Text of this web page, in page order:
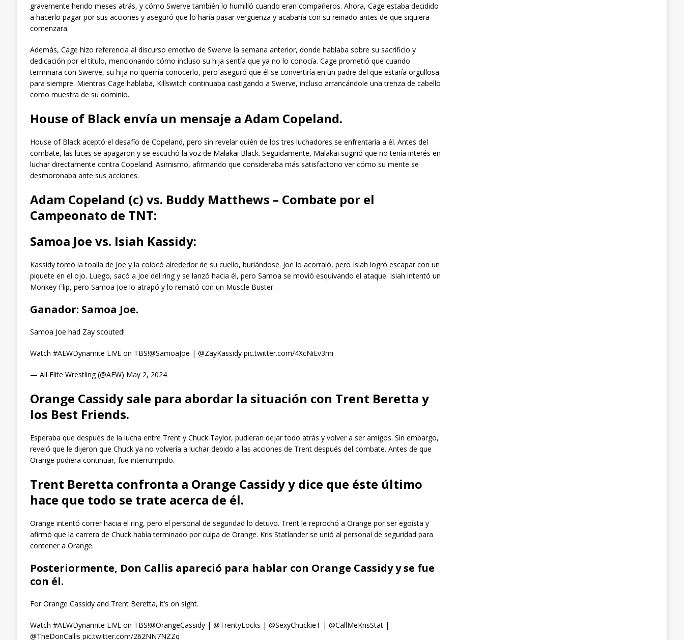
gravemente herido meses atrás, y cómo Swerve también lo humilló cuando eran compañeros. Ahora, Cage estaba decidido
a hacerlo pagar por sus acciones y aseguró que lo haría pasar vergüenza y acabaría con su reinado antes de que siquiera
comenzara.
Además, Cage hizo referencia al discurso emotivo de Swerve la semana anterior, donde hablaba sobre su sacrificio y
dedicación por el título, mencionando cómo incluso su hija sentía que ya no lo conocía. Cage prometió que cuando
terminara con Swerve, su hija no querría conocerlo, pero aseguró que él se convertiría en un padre del que estaría orgullosa
para siempre. Mientras Cage hablaba, Killswitch continuaba castigando a Swerve, incluso arrancándole una trenza de cabello
como muestra de su dominio.
House of Black envía un mensaje a Adam Copeland.
House of Black aceptó el desafío de Copeland, pero sin revelar quién de los tres luchadores se enfrentaría a él. Antes del
combate, las luces se apagaron y se escuchó la voz de Malakai Black. Seguidamente, Malakai sugirió que no tenía interés en
luchar directamente contra Copeland. Asimismo, afirmando que consideraba más satisfactorio ver cómo su mente se
desmoronaba ante sus acciones.
Adam Copeland (c) vs. Buddy Matthews – Combate por el
Campeonato de TNT:
Samoa Joe vs. Isiah Kassidy:
Kassidy tomó la toalla de Joe y la colocó alrededor de su cuello, burlándose. Joe lo acorraló, pero Isiah logró escapar con un
piquete en el ojo. Luego, sacó a Joe del ring y se lanzó hacia él, pero Samoa se movió esquivando el ataque. Isiah intentó un
Monkey Flip, pero Samoa Joe lo atrapó y lo remató con un Muscle Buster.
Ganador: Samoa Joe.
Samoa Joe had Zay scouted!
Watch #AEWDynamite LIVE on TBS!@SamoaJoe | @ZayKassidy pic.twitter.com/4XcNiEv3mi
— All Elite Wrestling (@AEW) May 2, 2024
Orange Cassidy sale para abordar la situación con Trent Beretta y
los Best Friends.
Esperaba que después de la lucha entre Trent y Chuck Taylor, pudieran dejar todo atrás y volver a ser amigos. Sin embargo,
reveló que le dijeron que Chuck ya no volvería a luchar debido a las acciones de Trent después del combate. Antes de que
Orange pudiera continuar, fue interrumpido.
Trent Beretta confronta a Orange Cassidy y dice que éste último
hace que todo se trate acerca de él.
Orange intentó correr hacia el ring, pero el personal de seguridad lo detuvo. Trent le reprochó a Orange por ser egoísta y
afirmó que la carrera de Chuck había terminado por culpa de Orange. Kris Statlander se unió al personal de seguridad para
contener a Orange.
Posteriormente, Don Callis apareció para hablar con Orange Cassidy y se fue
con él.
For Orange Cassidy and Trent Beretta, it’s on sight.
Watch #AEWDynamite LIVE on TBS!@OrangeCassidy | @TrentyLocks | @SexyChuckieT | @CallMeKrisStat |
@TheDonCallis pic.twitter.com/262NN7NZZq